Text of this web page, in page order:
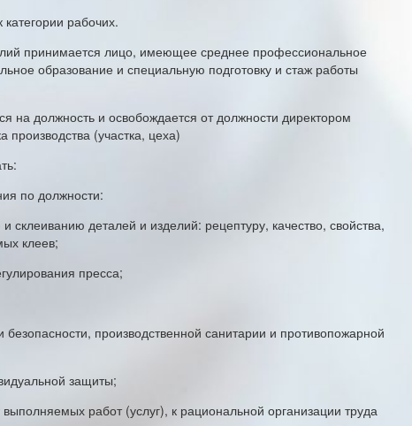
рабочих.
принимается лицо, имеющее среднее профессиональное
образование и специальную подготовку и стаж работы
на должность и освобождается от должности директором
(участка, цеха)
по должности:
склеиванию деталей и изделий: рецептуру, качество, свойства,
клеев;
пресса;
производственной санитарии и противопожарной
защиты;
работ (услуг), к рациональной организации труда